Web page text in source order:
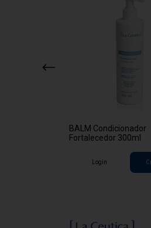
BALM Condicionador
Fortalecedor 300ml
Login